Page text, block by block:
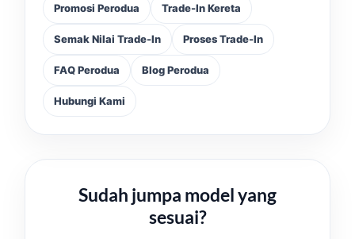
Promosi Perodua Trade-In Kereta
Semak Nilai Trade-In Proses Trade-In
FAQ Perodua Blog Perodua
Hubungi Kami
Sudah jumpa model yang
sesuai?